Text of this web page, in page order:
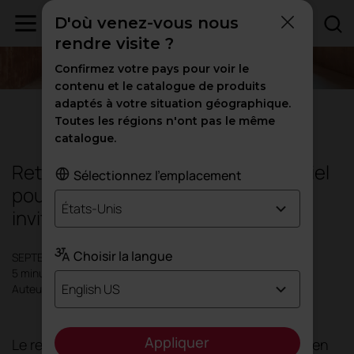
Bureaux
Retour au bureau : un guide sensoriel
pour concevoir des espaces qui
invitent à revenir
SEPTEMBRE 2025
5 minutes
Auteur: Actiu
Le retour au bureau ne doit pas être un retour en
D'où venez-vous nous
rendre visite ?
Confirmez votre pays pour voir le
contenu et le catalogue de produits
adaptés à votre situation géographique.
Toutes les régions n'ont pas le même
catalogue.
Sélectionnez l'emplacement
États-Unis
Choisir la langue
English US
Appliquer